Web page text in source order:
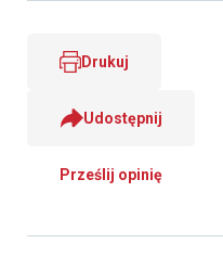
Drukuj
Udostępnij
Prześlij opinię